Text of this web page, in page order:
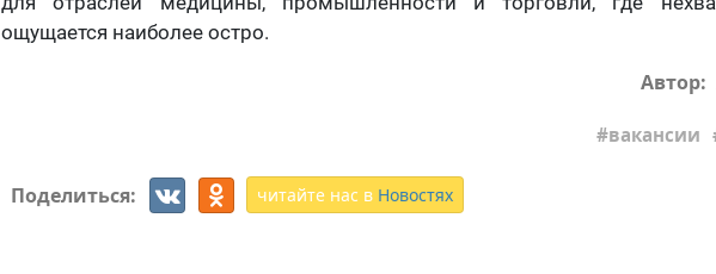
ощущается наиболее остро.
Автор:
вакансии
Поделиться: читайте нас в Новостях